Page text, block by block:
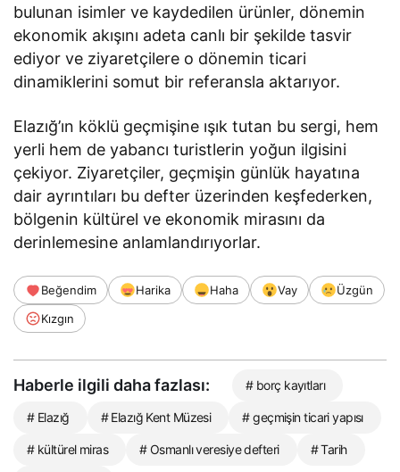
bulunan isimler ve kaydedilen ürünler, dönemin
ekonomik akışını adeta canlı bir şekilde tasvir
ediyor ve ziyaretçilere o dönemin ticari
dinamiklerini somut bir referansla aktarıyor.
Elazığ’ın köklü geçmişine ışık tutan bu sergi, hem
yerli hem de yabancı turistlerin yoğun ilgisini
çekiyor. Ziyaretçiler, geçmişin günlük hayatına
dair ayrıntıları bu defter üzerinden keşfederken,
bölgenin kültürel ve ekonomik mirasını da
derinlemesine anlamlandırıyorlar.
Beğendim Harika Haha Vay
Üzgün
Kızgın
Haberle ilgili daha fazlası: # borç kayıtları
# Elazığ # Elazığ Kent Müzesi # geçmişin ticari yapısı
# kültürel miras # Osmanlı veresiye defteri # Tarih